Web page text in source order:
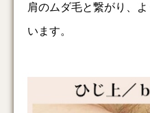
肩のムダ毛と繋がり、
います。